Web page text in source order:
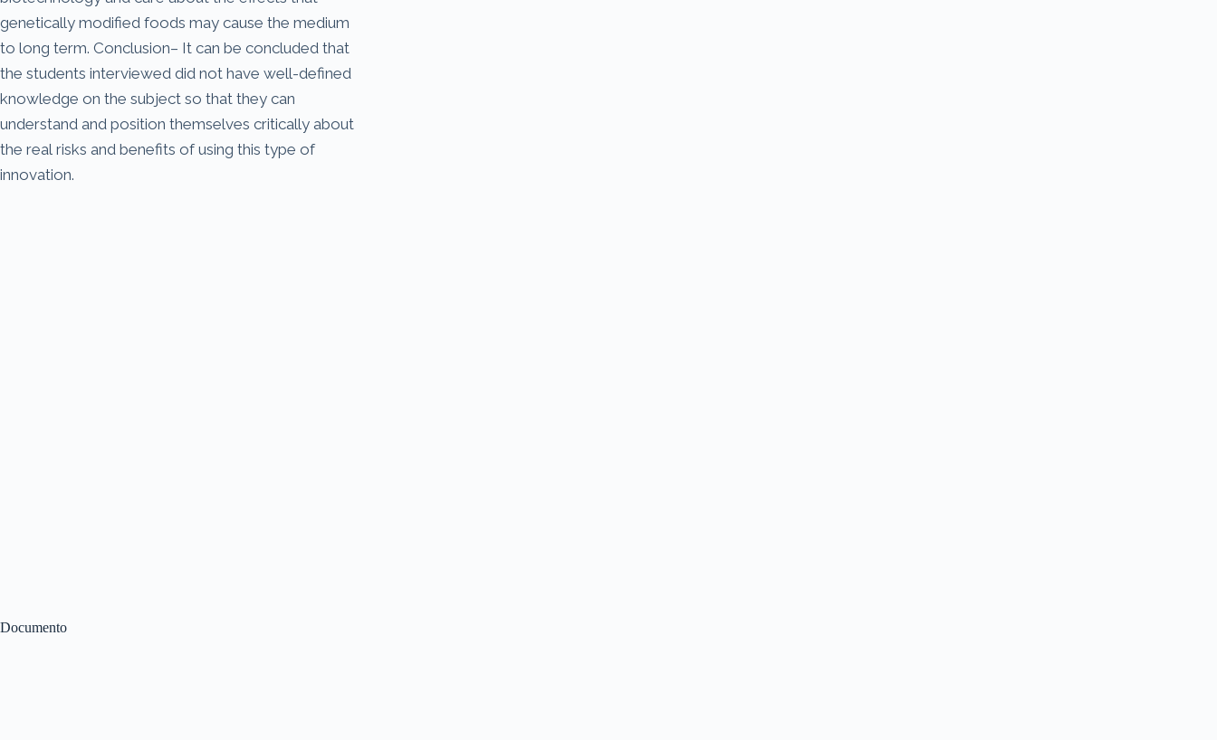
Documento
genetically modified foods may cause the medium
to long term. Conclusion– It can be concluded that
the students interviewed did not have well-defined
knowledge on the subject so that they can
understand and position themselves critically about
the real risks and benefits of using this type of
innovation.